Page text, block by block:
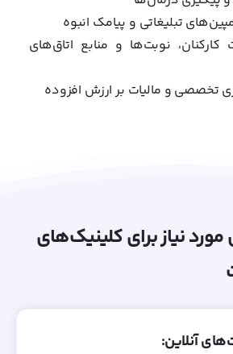
تبلیغاتی و پیامک انبوه
کارکنان، نوبت‌ها و منابع اتاق‌های
تخصصی و مالیات بر ارزش افزوده
نیاز برای کلینیک‌های
آنلاین: